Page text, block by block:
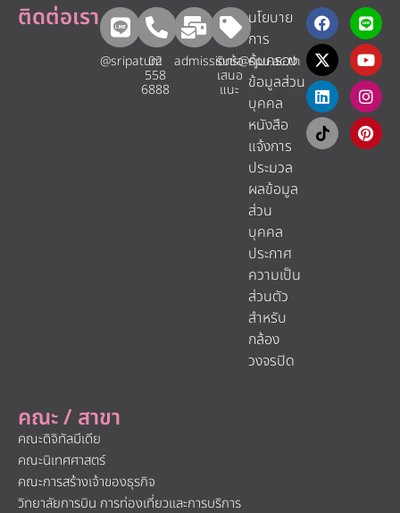
คณะ / สาขา
คณะดิจิทัลมีเดีย
คณะนิเทศศาสตร์
คณะการสร้างเจ้าของธุรกิจ
วิทยาลัยการบิน การท่องเที่ยวและการบริการ
ติดต่อเรา
@sripatum
02
558
6888
admissions@spu.ac.th
รับข้อ
เสนอ
แนะ​
นโยบาย
การ
คุ้มครอง
ข้อมูลส่วน
บุคคล
หนังสือ
แจ้งการ
ประมวล
ผลข้อมูล
ส่วน
บุคคล
ประกาศ
ความเป็น
ส่วนตัว
สำหรับ
กล้อง
วงจรปิด